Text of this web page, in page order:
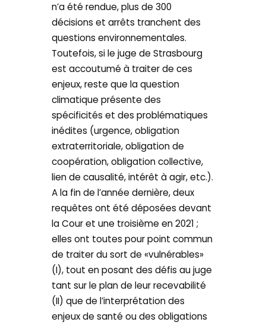
n’a été rendue, plus de 300
décisions et arrêts tranchent des
questions environnementales.
Toutefois, si le juge de Strasbourg
est accoutumé à traiter de ces
enjeux, reste que la question
climatique présente des
spécificités et des problématiques
inédites (urgence, obligation
extraterritoriale, obligation de
coopération, obligation collective,
lien de causalité, intérêt à agir, etc.).
A la fin de l’année dernière, deux
requêtes ont été déposées devant
la Cour et une troisième en 2021 ;
elles ont toutes pour point commun
de traiter du sort de «vulnérables»
(I), tout en posant des défis au juge
tant sur le plan de leur recevabilité
(II) que de l’interprétation des
enjeux de santé ou des obligations